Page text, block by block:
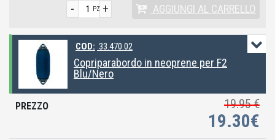
+
- PZ AGGIUNGI AL CARRELLO
COD: 33.470.02
Copriparabordo in neoprene per F2
Blu/Nero
19.95 €
19.30€